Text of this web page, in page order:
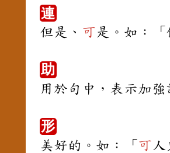
連
但是、 可是。如：「
助
用於句中，表示加
形
美好的。如：「 可 人